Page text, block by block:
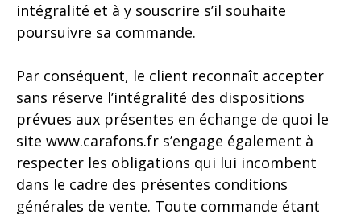
intégralité et à y souscrire s’il souhaite
poursuivre sa commande.
Par conséquent, le client reconnaît accepter
sans réserve l’intégralité des dispositions
prévues aux présentes en échange de quoi le
site www.carafons.fr s’engage également à
respecter les obligations qui lui incombent
dans le cadre des présentes conditions
générales de vente. Toute commande étant